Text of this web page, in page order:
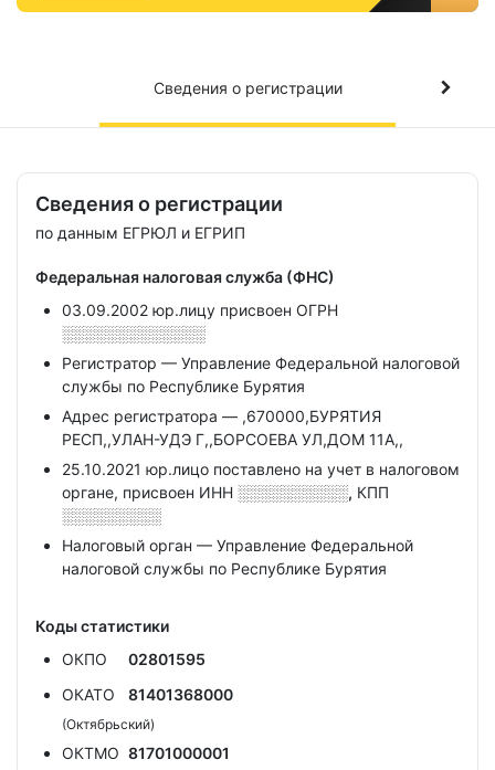
Сведения о регистрации
Сведения о регистрации
по данным ЕГРЮЛ и ЕГРИП
Федеральная налоговая служба (ФНС)
03.09.2002 юр.лицу присвоен ОГРН
░░░░░░░░░░░░░
Регистратор — Управление Федеральной налоговой
службы по Республике Бурятия
Адрес регистратора — ,670000,БУРЯТИЯ
РЕСП,,УЛАН-УДЭ Г,,БОРСОЕВА УЛ,ДОМ 11А,,
25.10.2021 юр.лицо поставлено на учет в налоговом
органе, присвоен ИНН ░░░░░░░░░░, КПП
░░░░░░░░░
Налоговый орган — Управление Федеральной
налоговой службы по Республике Бурятия
Коды статистики
ОКПО
02801595
ОКАТО
81401368000
(Октябрьский)
ОКТМО 81701000001